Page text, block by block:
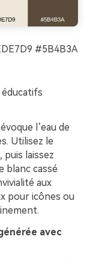
#5B4B3A
l’eau de
Utilisez le
laissez
blanc cassé
aux
pour icônes ou
avec